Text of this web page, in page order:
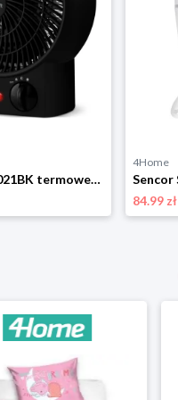
Sencor SFH 7021BK termowentylator
4Home
84.99 zł